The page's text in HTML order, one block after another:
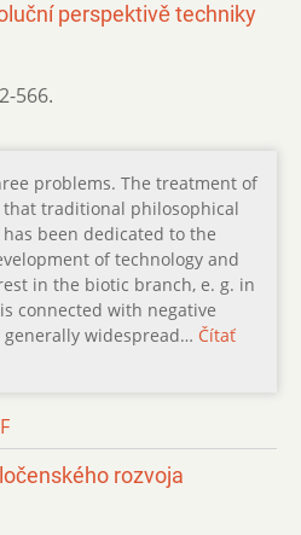
perspektivě techniky
566.
problems. The treatment of
traditional philosophical
been dedicated to the
of technology and
in the biotic branch, e. g. in
connected with negative
widespread… Čítať
rozvoja